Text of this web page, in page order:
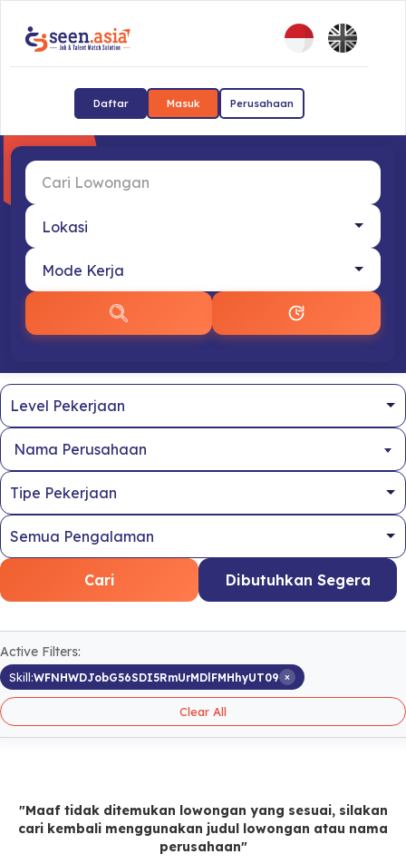
Daftar Masuk Perusahaan
Nama Perusahaan
Cari Dibutuhkan Segera
Active Filters:
Skill:WFNHWDJobG56SDI5RmUrMDlFMHhyUT09 ×
Clear All
"Maaf tidak ditemukan lowongan yang sesuai, silakan
cari kembali menggunakan judul lowongan atau nama
perusahaan"